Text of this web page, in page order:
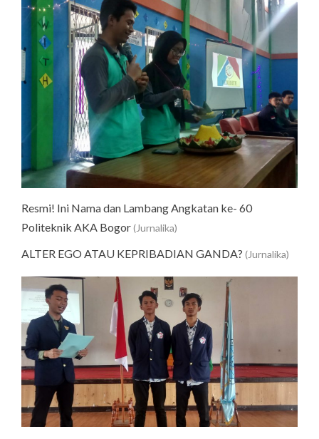
Resmi! Ini Nama dan Lambang Angkatan ke- 60
Politeknik AKA Bogor(Jurnalika)
ALTER EGO ATAU KEPRIBADIAN GANDA? (Jurnalika)